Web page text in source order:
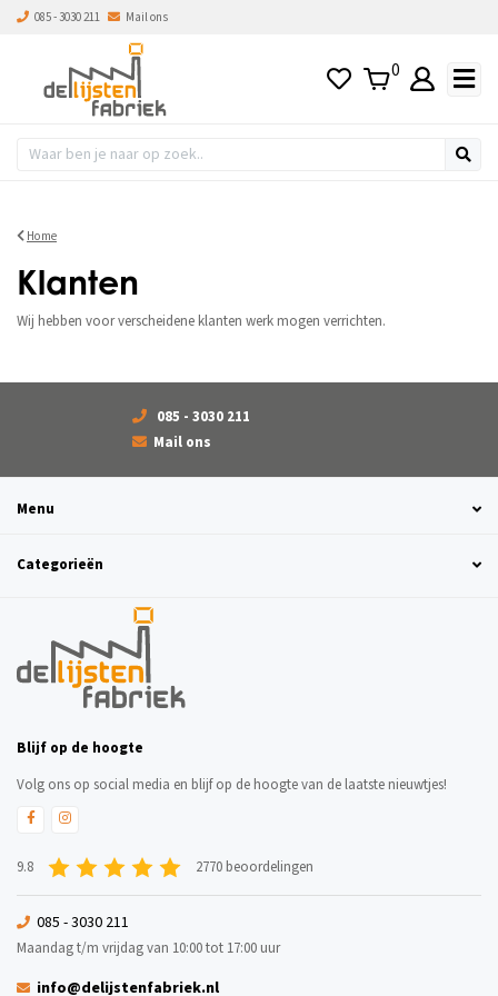
085 - 3030 211 Mail ons
0
Home
Klanten
Wij hebben voor verscheidene klanten werk mogen verrichten.
085 - 3030 211
Mail ons
Menu
Categorieën
Blijf op de hoogte
Volg ons op social media en blijf op de hoogte van de laatste nieuwtjes!
9.8 2770 beoordelingen
085 - 3030 211
Maandag t/m vrijdag van 10:00 tot 17:00 uur
info@delijstenfabriek.nl